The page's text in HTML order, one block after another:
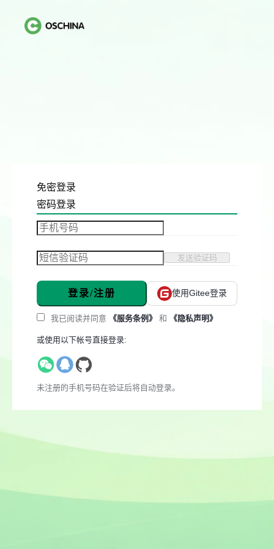
免密登录
密码登录
发送验证码
登录/注册 使用Gitee登录
我已阅读并同意 《服务条例》 和 《隐私声明》
或使用以下帐号直接登录:
未注册的手机号码在验证后将自动登录。